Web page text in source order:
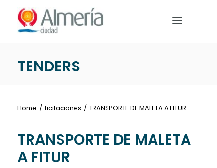
Nota:
este
accesibilidad.
TENDERS
Home Licitaciones TRANSPORTE DE MALETA A FITUR
TRANSPORTE DE MALETA
A FITUR